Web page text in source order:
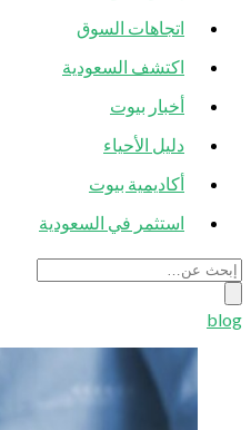
اتجاهات السوق
اكتشف السعودية
أخبار بيوت
دليل الأحياء
أكاديمية بيوت
استثمر في السعودية
blog